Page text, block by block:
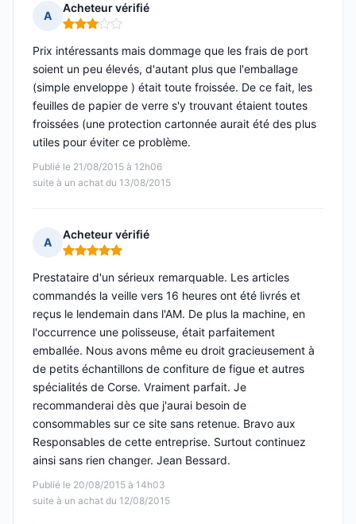
A
Acheteur vérifié
Note : 3 sur 5
Publié le 21/08/2015 à 12h06
suite à un achat du 13/08/2015
Prix intéressants mais dommage que les frais de port
soient un peu élevés, d'autant plus que l'emballage
(simple enveloppe ) était toute froissée. De ce fait, les
feuilles de papier de verre s'y trouvant étaient toutes
froissées (une protection cartonnée aurait été des plus
utiles pour éviter ce problème.
A
Acheteur vérifié
Note : 5 sur 5
Publié le 20/08/2015 à 14h03
suite à un achat du 12/08/2015
Prestataire d'un sérieux remarquable. Les articles
commandés la veille vers 16 heures ont été livrés et
reçus le lendemain dans l'AM. De plus la machine, en
l'occurrence une polisseuse, était parfaitement
emballée. Nous avons même eu droit gracieusement à
de petits échantillons de confiture de figue et autres
spécialités de Corse. Vraiment parfait. Je
recommanderai dès que j'aurai besoin de
consommables sur ce site sans retenue. Bravo aux
Responsables de cette entreprise. Surtout continuez
ainsi sans rien changer. Jean Bessard.